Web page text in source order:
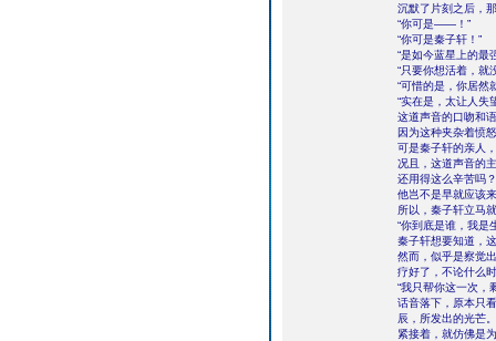
沉默了片刻之后，
“你可是——！”
“你可是秦子轩！”
“是如今蓝星上的最
“只要你想活着，就
“可惜的是，你居然
“实在是，太让人失
这道声音的口吻和
因为这种夹杂着愤
可是秦子轩的亲人
况且，这道声音的
还用得这么辛苦吗？
他岂不是早就应该
所以，秦子轩立马
“你到底是谁，我是
秦子轩想要知道，
然而，似乎是察觉
疗好了，不论什么
“我只帮你这一次，
话音落下，原本只
辰，所发出的光芒。
紧接着，就仿佛是